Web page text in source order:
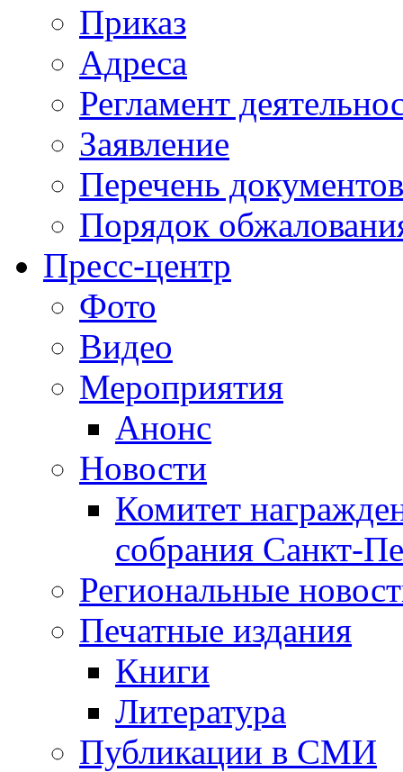
Приказ
Адреса
Регламент
Заявление
Перечень документов
Порядок
Пресс-центр
Фото
Видео
Мероприятия
Анонс
Новости
Комитет
собрания Санкт-
Региональные
Печатные издания
Книги
Литература
Публикации в СМИ